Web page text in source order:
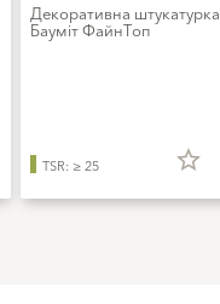
Декоративна штукатурка
Бауміт ФайнТоп
TSR: ≥ 25 star_border